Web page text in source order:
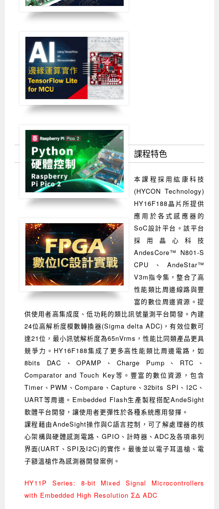
課程特色
本課程採用紘康科技
(HYCON Technology)
HY16F188晶片所提供
應用於各式感應器的
SoC設計平台。該平台
採用晶心科技
AndesCore™ N801-S
CPU、AndeStar™
V3m指令集，整合了高
性能類比周邊線路與豐
富的數位周邊資源。提
供使用者高集成度、低功耗的類比訊號量測平台開發。內建
24位高解析度模數轉換器(Sigma delta ADC)，有效位數可
達21位，最小訊號解析度為65nVrms，性能比同類產品更具
競爭力。HY16F188集成了更多高性能類比周邊電路，如
8bits DAC、OPAMP、Charge Pump、RTC、
Comparator and Touch Key等。豐富的數位資源，包含
Timer、PWM、Compare、Capture、32bits SPI、I2C、
UART等周邊。Embedded Flash生產製程搭配AndeSight
軟體平台開發，讓使用者更彈性於各種系統應用發揮。
課程藉由AndeSight操作與C語言控制，可了解處理器的核
心架構與硬體感測電路、GPIO、計時器、ADC及各項串列
界面(UART、SPI及I2C)的實作。最後並以電子耳溫槍、電
子額溫槍作為感測器開發案例。
HY11P Series: 8-bit Mixed Signal Microcontrollers
with Embedded High Resolution ΣΔ ADC